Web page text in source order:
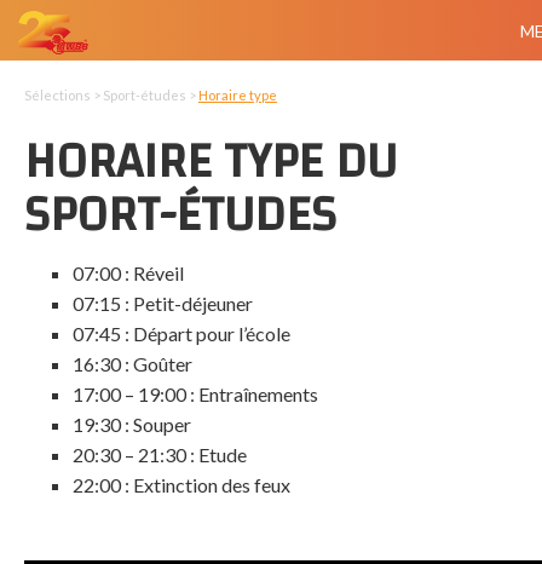
Sélections > Sport-études >Horaire type
HORAIRE TYPE DU
SPORT-ÉTUDES
07:00 : Réveil
07:15 : Petit-déjeuner
07:45 : Départ pour l’école
16:30 : Goûter
17:00 – 19:00 : Entraînements
19:30 : Souper
20:30 – 21:30 : Etude
22:00 : Extinction des feux